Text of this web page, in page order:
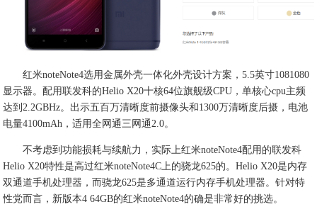
红米noteNote4选用金属外壳一体化外壳设计方案，5.5英寸1081080
显示器。配用联发科的Helio X20十核64位旗舰级CPU，单核心cpu主频
达到2.2GBHz。出示五百万清晰度前摄像头和1300万清晰度后摄，电池
电量4100mAh，适用全网通三网通2.0。
不考虑到功能损耗与续航力，实际上红米noteNote4配用的联发科
Helio X20特性是高过红米noteNote4C上的骁龙625的。Helio X20是内存
双通道手机处理器，而骁龙625是多通道运行内存手机处理器。针对特
性党而言，新版本4 64GB的红米noteNote4的确是非常好的挑选。